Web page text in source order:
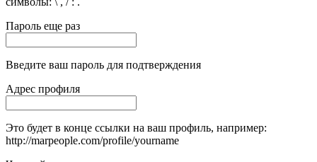
Пароль еще раз
Введите ваш пароль для подтверждения
Адрес профиля
Это будет в конце ссылки на ваш профиль, например:
http://marpeople.com/profile/yourname